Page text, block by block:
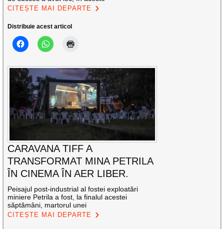
CITEȘTE MAI DEPARTE
Distribuie acest articol
CARAVANA TIFF A
TRANSFORMAT MINA PETRILA
ÎN CINEMA ÎN AER LIBER.
Peisajul post-industrial al fostei exploatări
miniere Petrila a fost, la finalul acestei
săptămâni, martorul unei
CITEȘTE MAI DEPARTE